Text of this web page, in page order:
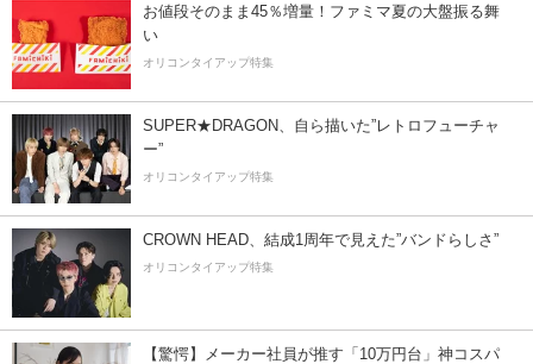
お値段そのまま45％増量！ファミマ夏の大盤振る舞
い
オリコンタイアップ特集
SUPER★DRAGON、自ら描いた”レトロフューチャ
ー”
オリコンタイアップ特集
CROWN HEAD、結成1周年で見えた”バンドらしさ”
オリコンタイアップ特集
【驚愕】メーカー社員が推す「10万円台」神コスパ